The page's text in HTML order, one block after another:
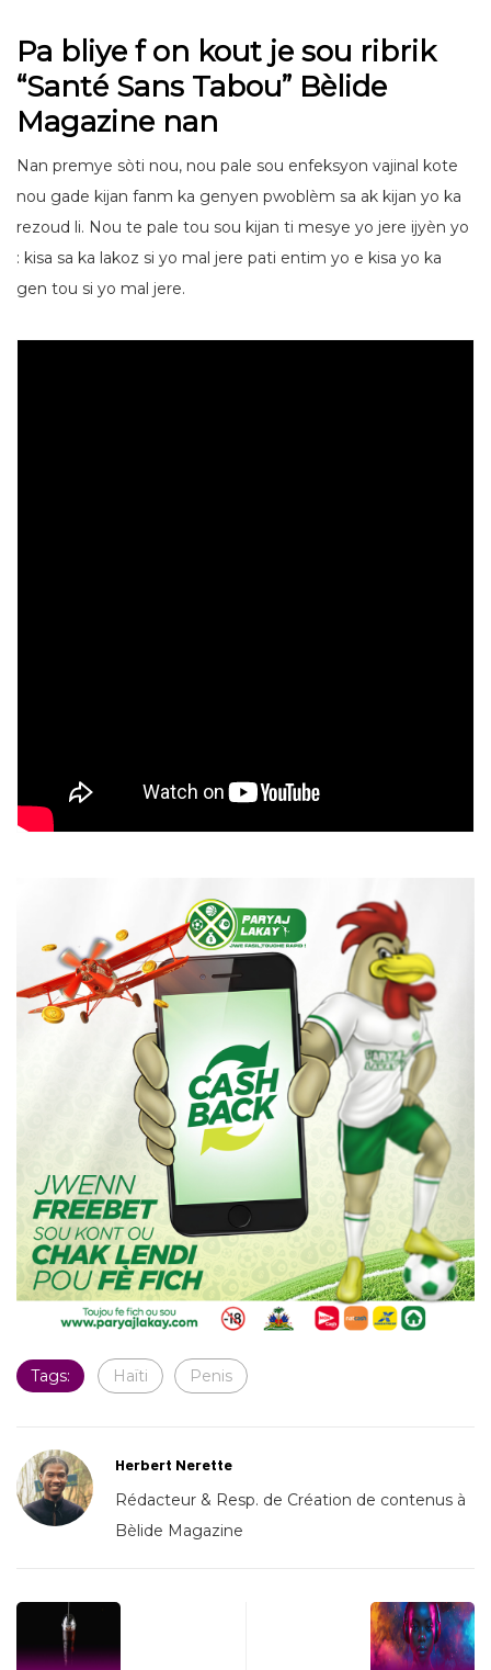
Pa bliye f on kout je sou ribrik
“Santé Sans Tabou” Bèlide
Magazine nan
Nan premye sòti nou, nou pale sou enfeksyon vajinal kote
nou gade kijan fanm ka genyen pwoblèm sa ak kijan yo ka
rezoud li. Nou te pale tou sou kijan ti mesye yo jere ijyèn yo
: kisa sa ka lakoz si yo mal jere pati entim yo e kisa yo ka
gen tou si yo mal jere.
Tags: Haïti Penis
Herbert Nerette
Rédacteur & Resp. de Création de contenus à
Bèlide Magazine